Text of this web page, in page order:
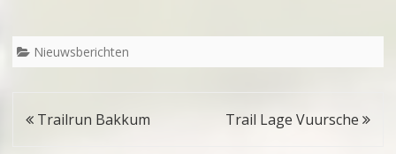
Nieuwsberichten
Bericht
Trailrun Bakkum Trail Lage Vuursche